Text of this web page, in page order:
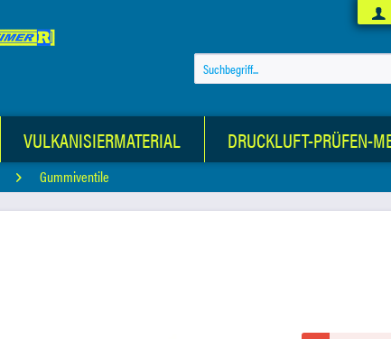
VULKANISIERMATERIAL DRUCKLUFT-PRÜFEN-
Gummiventile